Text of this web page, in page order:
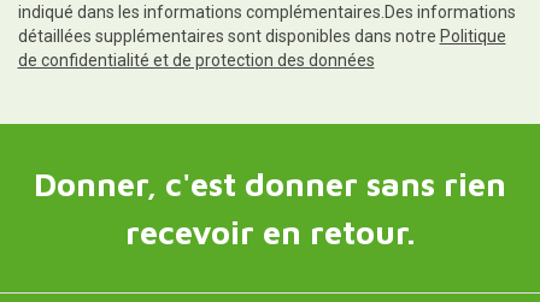
indiqué dans les informations complémentaires.Des informations
détaillées supplémentaires sont disponibles dans notre Politique
de confidentialité et de protection des données
Donner, c'est donner sans rien
recevoir en retour.